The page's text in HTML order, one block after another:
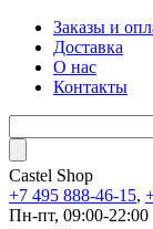
Заказы и
Доставка
О нас
Контакты
Castel Shop
+7 495 888-46-15,
Пн-пт, 09:00-22:00